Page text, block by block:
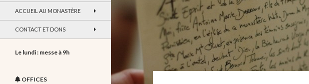
ACCUEIL AU MONASTÈRE
CONTACT ET DONS
Le lundi : messe à 9h
OFFICES